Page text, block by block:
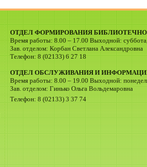
ОТДЕЛ ФОРМИРОВАНИЯ
Время работы: 8.00 – 17.00 Выходной: суббота,
Зав. отделом: Корбан Светлана Александровна
Телефон: 8 (02133) 6 27 18
ОТДЕЛ ОБСЛУЖИВАНИЯ И
Время работы: 8.00 – 19.00 Выходной:
Зав. отделом: Гинько Ольга Вольдемаровна
Телефон: 8 (02133) 3 37 74